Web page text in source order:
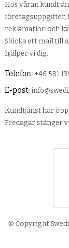
Hos våran
företagsuppgifter,
reklamation och
Skicka ett mail till
hjälper vi dig.
Telefon: +46 581
E-post:
Kundtjänst har
Fredagar stänger
© Copyright